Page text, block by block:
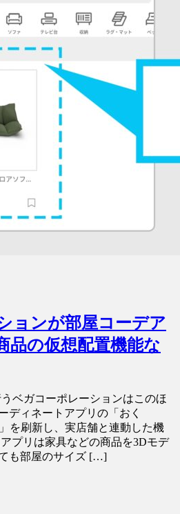
ョンが部屋コーデア
品の仮想配置機能な
ベガコーポレーションはこのほ
ディネートアプリの「おく
を刷新し、実店舗と連動した機
プリは家具などの商品を3Dモデ
も部屋のサイズ […]